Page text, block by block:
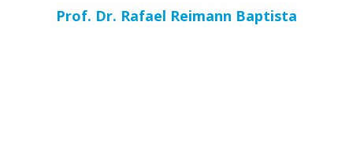
Prof. Dr. Rafael Reimann Baptista